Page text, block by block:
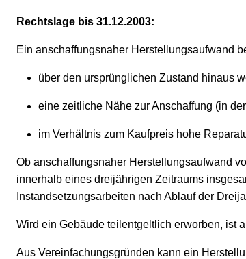
Rechtslage bis 31.12.2003:
Ein anschaffungsnaher Herstellungsaufwand
über den ursprünglichen Zustand hinaus
eine zeitliche Nähe zur Anschaffung (in
im Verhältnis zum Kaufpreis hohe
Ob anschaffungsnaher Herstellungsaufwand
innerhalb eines dreijährigen Zeitraums
Instandsetzungsarbeiten nach Ablauf der
Wird ein Gebäude teilentgeltlich erworben, ist
Aus Vereinfachungsgründen kann ein